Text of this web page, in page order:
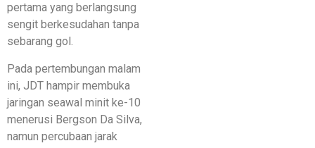
pertama yang berlangsung
sengit berkesudahan tanpa
sebarang gol.
Pada pertembungan malam
ini, JDT hampir membuka
jaringan seawal minit ke-10
menerusi Bergson Da Silva,
namun percubaan jarak